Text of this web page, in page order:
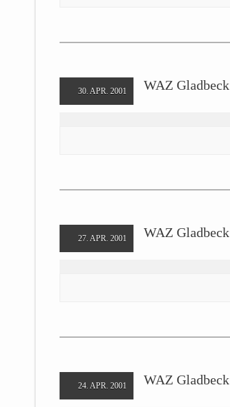
30. APR. 2001 WAZ Gladbeck
27. APR. 2001 WAZ Gladbeck
24. APR. 2001 WAZ Gladbeck